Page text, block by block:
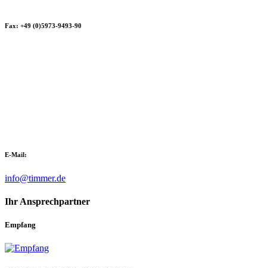
Fax: +49 (0)5973-9493-90
E-Mail:
info@timmer.de
Ihr Ansprechpartner
Empfang